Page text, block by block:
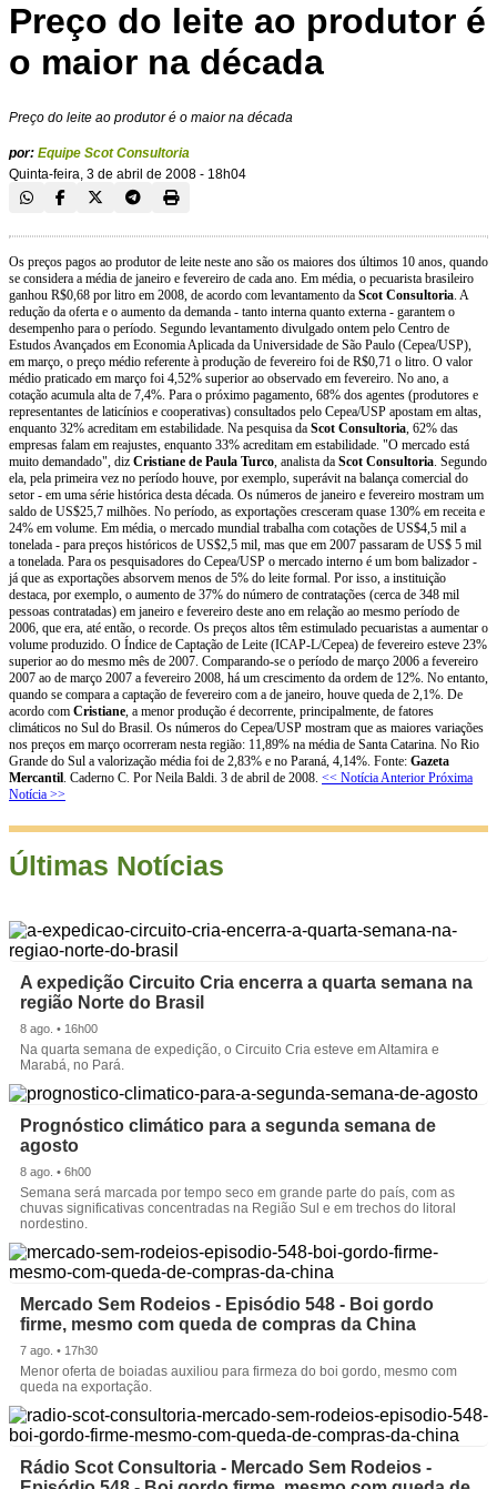
Preço do leite ao produtor é
o maior na década
Preço do leite ao produtor é o maior na década
por: Equipe Scot Consultoria
Quinta-feira, 3 de abril de 2008 - 18h04
Os preços pagos ao produtor de leite neste ano são os maiores dos últimos 10 anos, quando
se considera a média de janeiro e fevereiro de cada ano. Em média, o pecuarista brasileiro
ganhou R$0,68 por litro em 2008, de acordo com levantamento da Scot Consultoria. A
redução da oferta e o aumento da demanda - tanto interna quanto externa - garantem o
desempenho para o período. Segundo levantamento divulgado ontem pelo Centro de
Estudos Avançados em Economia Aplicada da Universidade de São Paulo (Cepea/USP),
em março, o preço médio referente à produção de fevereiro foi de R$0,71 o litro. O valor
médio praticado em março foi 4,52% superior ao observado em fevereiro. No ano, a
cotação acumula alta de 7,4%. Para o próximo pagamento, 68% dos agentes (produtores e
representantes de laticínios e cooperativas) consultados pelo Cepea/USP apostam em altas,
enquanto 32% acreditam em estabilidade. Na pesquisa da Scot Consultoria, 62% das
empresas falam em reajustes, enquanto 33% acreditam em estabilidade. "O mercado está
muito demandado", diz Cristiane de Paula Turco, analista da Scot Consultoria. Segundo
ela, pela primeira vez no período houve, por exemplo, superávit na balança comercial do
setor - em uma série histórica desta década. Os números de janeiro e fevereiro mostram um
saldo de US$25,7 milhões. No período, as exportações cresceram quase 130% em receita e
24% em volume. Em média, o mercado mundial trabalha com cotações de US$4,5 mil a
tonelada - para preços históricos de US$2,5 mil, mas que em 2007 passaram de US$ 5 mil
a tonelada. Para os pesquisadores do Cepea/USP o mercado interno é um bom balizador -
já que as exportações absorvem menos de 5% do leite formal. Por isso, a instituição
destaca, por exemplo, o aumento de 37% do número de contratações (cerca de 348 mil
pessoas contratadas) em janeiro e fevereiro deste ano em relação ao mesmo período de
2006, que era, até então, o recorde. Os preços altos têm estimulado pecuaristas a aumentar o
volume produzido. O Índice de Captação de Leite (ICAP-L/Cepea) de fevereiro esteve 23%
superior ao do mesmo mês de 2007. Comparando-se o período de março 2006 a fevereiro
2007 ao de março 2007 a fevereiro 2008, há um crescimento da ordem de 12%. No entanto,
quando se compara a captação de fevereiro com a de janeiro, houve queda de 2,1%. De
acordo com Cristiane, a menor produção é decorrente, principalmente, de fatores
climáticos no Sul do Brasil. Os números do Cepea/USP mostram que as maiores variações
nos preços em março ocorreram nesta região: 11,89% na média de Santa Catarina. No Rio
Grande do Sul a valorização média foi de 2,83% e no Paraná, 4,14%. Fonte: Gazeta
Mercantil. Caderno C. Por Neila Baldi. 3 de abril de 2008. << Notícia Anterior Próxima
Notícia >>
Últimas Notícias
A expedição Circuito Cria encerra a quarta semana na
região Norte do Brasil
8 ago. • 16h00
Na quarta semana de expedição, o Circuito Cria esteve em Altamira e
Marabá, no Pará.
Prognóstico climático para a segunda semana de
agosto
8 ago. • 6h00
Semana será marcada por tempo seco em grande parte do país, com as
chuvas significativas concentradas na Região Sul e em trechos do litoral
nordestino.
Mercado Sem Rodeios - Episódio 548 - Boi gordo
firme, mesmo com queda de compras da China
7 ago. • 17h30
Menor oferta de boiadas auxiliou para firmeza do boi gordo, mesmo com
queda na exportação.
Rádio Scot Consultoria - Mercado Sem Rodeios -